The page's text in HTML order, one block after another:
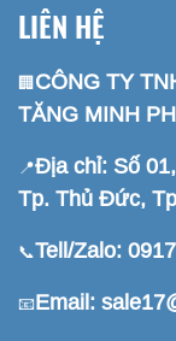
LIÊN HỆ
🏢 CÔNG TY
TĂNG MINH
📍Địa chỉ: Số
Tp. Thủ Đức,
📞Tell/Zalo:
📧Email: